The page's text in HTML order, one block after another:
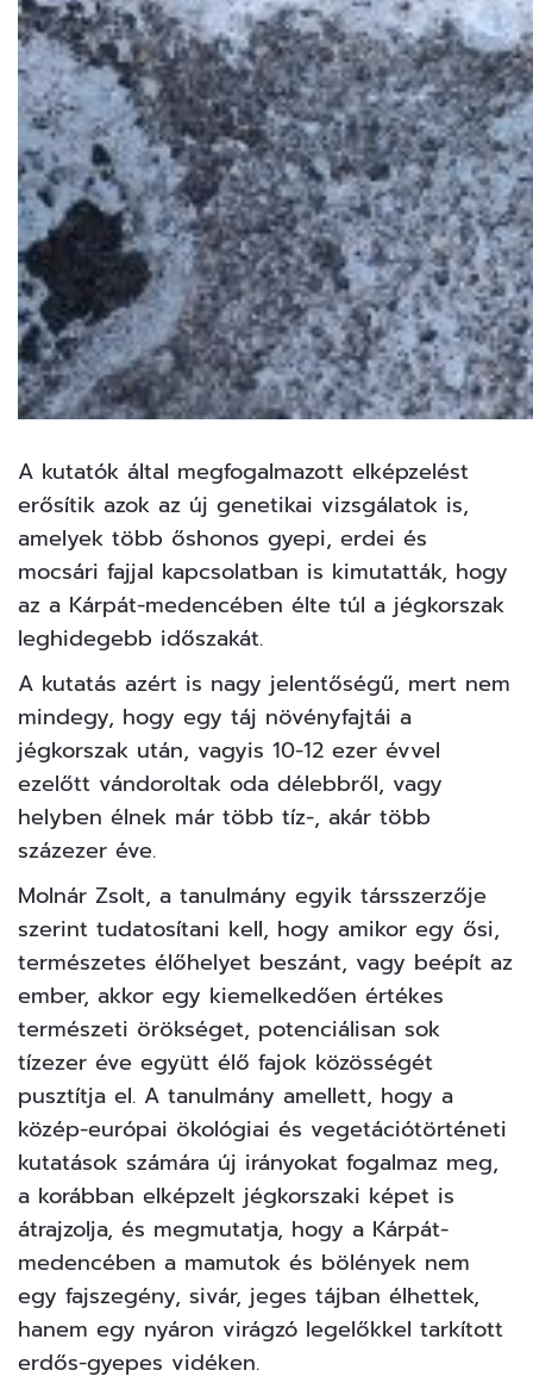
A kutatók által megfogalmazott elképzelést
erősítik azok az új genetikai vizsgálatok is,
amelyek több őshonos gyepi, erdei és
mocsári fajjal kapcsolatban is kimutatták, hogy
az a Kárpát-medencében élte túl a jégkorszak
leghidegebb időszakát.
A kutatás azért is nagy jelentőségű, mert nem
mindegy, hogy egy táj növényfajtái a
jégkorszak után, vagyis 10-12 ezer évvel
ezelőtt vándoroltak oda délebbről, vagy
helyben élnek már több tíz-, akár több
százezer éve.
Molnár Zsolt, a tanulmány egyik társszerzője
szerint tudatosítani kell, hogy amikor egy ősi,
természetes élőhelyet beszánt, vagy beépít az
ember, akkor egy kiemelkedően értékes
természeti örökséget, potenciálisan sok
tízezer éve együtt élő fajok közösségét
pusztítja el. A tanulmány amellett, hogy a
közép-európai ökológiai és vegetációtörténeti
kutatások számára új irányokat fogalmaz meg,
a korábban elképzelt jégkorszaki képet is
átrajzolja, és megmutatja, hogy a Kárpát-
medencében a mamutok és bölények nem
egy fajszegény, sivár, jeges tájban élhettek,
hanem egy nyáron virágzó legelőkkel tarkított
erdős-gyepes vidéken.